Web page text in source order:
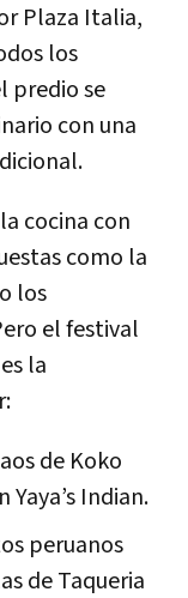
Plaza Italia,
los
predio se
con una
cocina con
como la
los
el festival
la
de Koko
Yaya’s Indian.
peruanos
de Taqueria